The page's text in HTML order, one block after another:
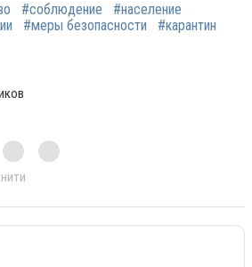
#соблюдение
#население
#меры безопасности
#карантин